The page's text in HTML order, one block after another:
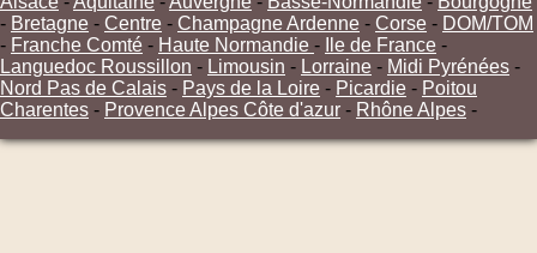
- Bretagne - Centre - Champagne Ardenne - Corse - DOM/TOM
- Franche Comté - Haute Normandie - Ile de France -
Languedoc Roussillon - Limousin - Lorraine - Midi Pyrénées -
Nord Pas de Calais - Pays de la Loire - Picardie - Poitou
Charentes - Provence Alpes Côte d'azur - Rhône Alpes -